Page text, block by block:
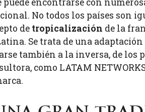
No todos los países son
de tropicalización de la
Se trata de una
también a la inversa, de los
como LATAM